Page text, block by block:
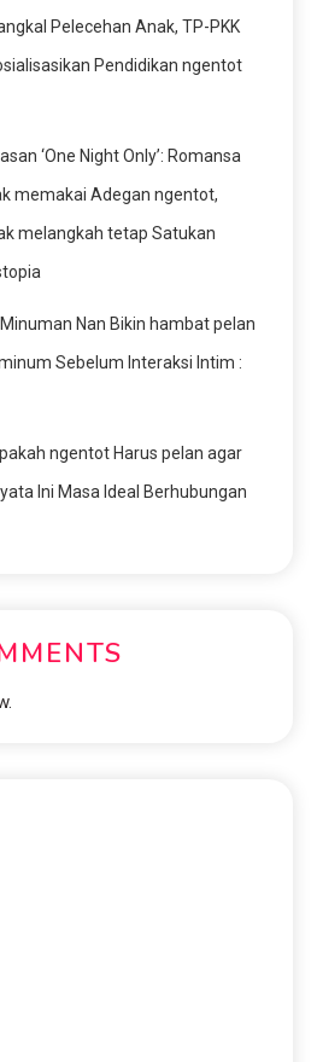
Pelecehan Anak, TP-PKK
Pendidikan ngentot
‘One Night Only’: Romansa
memakai Adegan ngentot,
melangkah tetap Satukan
Nan Bikin hambat pelan
Sebelum Interaksi Intim :
ngentot Harus pelan agar
Ini Masa Ideal Berhubungan